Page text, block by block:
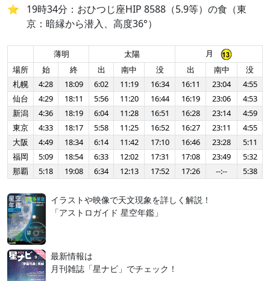
19時34分：おひつじ座HIP 8588（5.9等）の食（東
京：暗縁から潜入、高度36°）
薄明 太陽
月
場所
始 終 出 南中 没 出 南中
没
札幌
4:28 18:09 6:02 11:19 16:34 16:11 23:04
4:55
仙台
4:29 18:11 5:56 11:20 16:44 16:19 23:06
4:53
新潟
4:36 18:19 6:04 11:28 16:51 16:28 23:14
4:59
東京
4:33 18:17 5:58 11:25 16:52 16:27 23:11
4:55
大阪
4:49 18:34 6:14 11:42 17:10 16:46 23:28
5:11
福岡
5:09 18:54 6:33 12:02 17:31 17:08 23:49
5:32
那覇
5:18 19:08 6:34 12:13 17:52 17:26 --:-- 5:38
イラストや映像で天文現象を詳しく解説！
「アストロガイド 星空年鑑」
最新情報は
月刊雑誌「星ナビ」でチェック！